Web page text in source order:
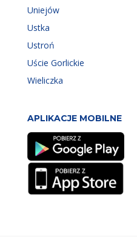
Uniejów
Ustka
Ustroń
Uście Gorlickie
Wieliczka
APLIKACJE MOBILNE